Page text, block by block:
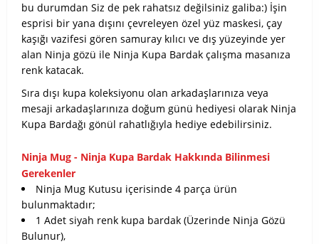
bu durumdan Siz de pek rahatsız değilsiniz galiba:) İşin
esprisi bir yana dışını çevreleyen özel yüz maskesi, çay
kaşığı vazifesi gören samuray kılıcı ve dış yüzeyinde yer
alan Ninja gözü ile Ninja Kupa Bardak çalışma masanıza
renk katacak.
Sıra dışı kupa koleksiyonu olan arkadaşlarınıza veya
mesaji arkadaşlarınıza doğum günü hediyesi olarak Ninja
Kupa Bardağı gönül rahatlığıyla hediye edebilirsiniz.
Ninja Mug - Ninja Kupa Bardak Hakkında Bilinmesi
Gerekenler
Ninja Mug Kutusu içerisinde 4 parça ürün
bulunmaktadır;
1 Adet siyah renk kupa bardak (Üzerinde Ninja Gözü
Bulunur),